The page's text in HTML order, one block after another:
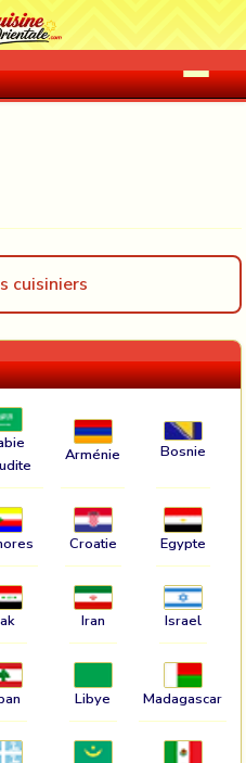
cuisiniers
Arménie Bosnie
Croatie Egypte
Iran Israel
Libye Madagascar